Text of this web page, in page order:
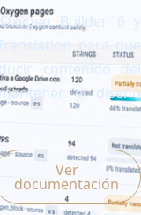
Builder 6 y
para que
contenido del
el diseño
Ver
documentación